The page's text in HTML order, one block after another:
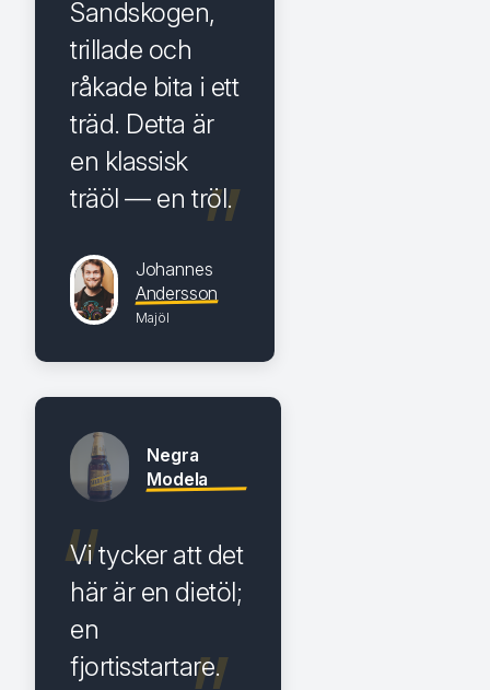
Sandskogen,
trillade och
råkade bita i ett
träd. Detta är
en klassisk
träöl — en tröl.
Johannes
Andersson
Majöl
Negra
Modela
Vi tycker att det
här är en dietöl;
en
fjortisstartare.